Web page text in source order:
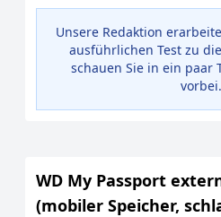
Unsere Redaktion
ausführlichen Test zu
schauen Sie in ein paar
vorbei.
WD My Passport
(mobiler Speicher,